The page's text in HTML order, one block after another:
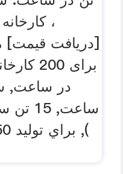
،
[دریافت قیمت]
برای
در ساعت,